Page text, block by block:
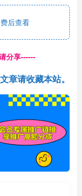
后查看
分享------
章请收藏本站。